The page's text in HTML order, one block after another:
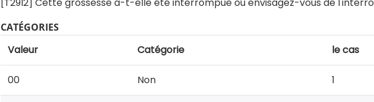
CATÉGORIES
Valeur Catégorie le cas
00 Non 1